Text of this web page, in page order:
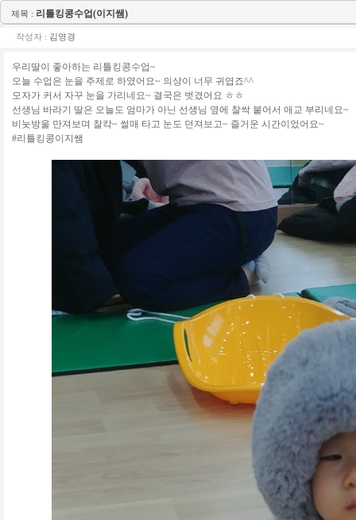
제목 : 리틀킹콩수업(이지쌤)
작성자 : 김영경
우리딸이 좋아하는 리틀킹콩수업~
오늘 수업은 눈을 주제로 하였어요~ 의상이 너무 귀엽죠^^
모자가 커서 자꾸 눈을 가리네요~ 결국은 벗겼어요 ㅎㅎ
선생님 바라기 딸은 오늘도 엄마가 아닌 선생님 옆에 찰싹 붙어서 애교 부리네요~
비눗방울 만져보며 찰칵~ 썰매 타고 눈도 던져보고~ 즐거운 시간이었어요~
#리틀킹콩이지쌤